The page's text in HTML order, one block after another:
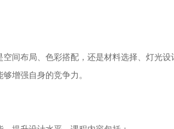
间布局、色彩搭配，还是材料选择、灯光
增强自身的竞争力。